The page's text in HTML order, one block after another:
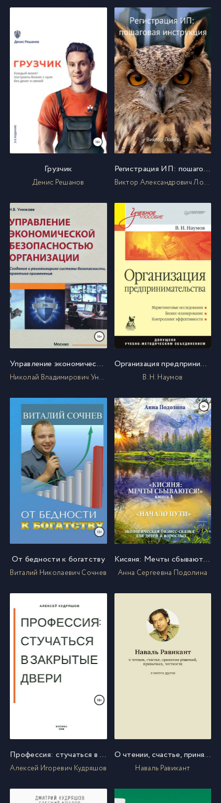
Грузчик
Денис Решанов
Регистрация ИП: пошаговая инструкция
Виктор Александрович Лойер
Управление экономической безопасностью организации
Николай Владимирович Унижаев
Организация предпринимательства. Учебное пособие
В. Н. Наумов
От бедности к богатству
Виталий Николаевич Сочнев
Кисяня: Мечты сбываются! Книга 1. Начало Пути
Анна Сергеевна Подолина
Профессия: стучаться в закрытые двери
Алексей Игоревич Кудряшов
О чтении, счастье, принятии решений, привычках, честности и многом другом
Наваль Равикант